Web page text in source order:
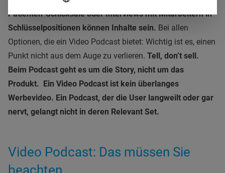
Patienten-Schicksale oder Interviews mit Mitarbeitern in
Schlüsselpositionen können Inhalte sein. Bei allen
Optionen, die ein Video Podcast bietet: Wichtig ist es, einen
Punkt nicht aus dem Auge zu verlieren. Tell, don’t sell.
Beim Podcast geht es um die Story, nicht um das
Produkt. Ein Video Podcast ist kein überlanges
Werbevideo. Ein Podcast, der die User langweilt oder gar
nervt, gelangt nicht in deren Relevant Set.
Video Podcast: Das müssen Sie
beachten